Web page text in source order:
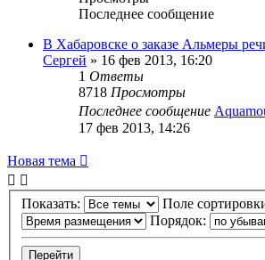
Последнее сообщение
В Хабаровске о заказе Альмеры
Сергей » 16 фев 2013, 16:20
1 Ответы
8718 Просмотры
Последнее сообщение
17 фев 2013, 14:26
Новая тема
Показать:
Поле
Порядок: